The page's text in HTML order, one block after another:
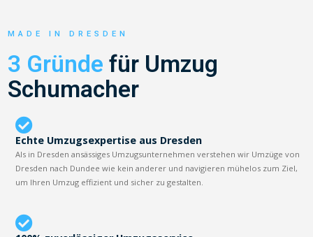
MADE IN DRESDEN
3 Gründe für Umzug
Schumacher
Echte Umzugsexpertise aus Dresden
Als in Dresden ansässiges Umzugsunternehmen verstehen wir Umzüge von
Dresden nach Dundee wie kein anderer und navigieren mühelos zum Ziel,
um Ihren Umzug effizient und sicher zu gestalten.